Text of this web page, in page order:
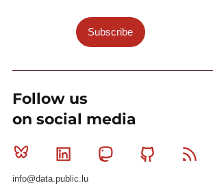
Subscribe
Follow us
on social media
Bluesky Linkedin MastodonGithub
info@data.public.lu